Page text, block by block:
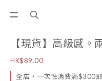
【現貨】高級感。
HK$89.00
全店，一次性消費滿$300